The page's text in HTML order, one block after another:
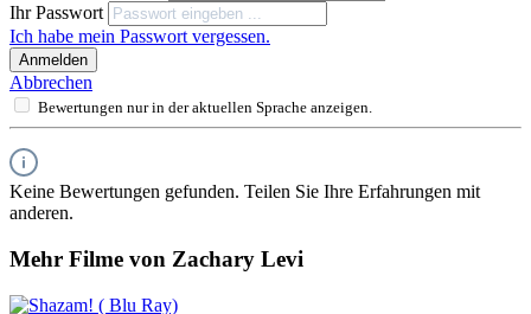
Ihr Passwort
Ich habe mein Passwort vergessen.
Anmelden
Abbrechen
Bewertungen nur in der aktuellen Sprache anzeigen.
Keine Bewertungen gefunden. Teilen Sie Ihre Erfahrungen mit
anderen.
Mehr Filme von Zachary Levi